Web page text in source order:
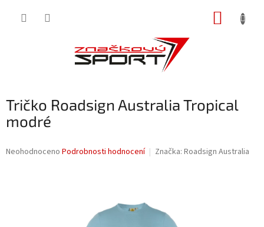
Tričko Roadsign Australia Tropical
modré
Průměrné
Neohodnoceno Podrobnosti hodnocení Značka: Roadsign Australia